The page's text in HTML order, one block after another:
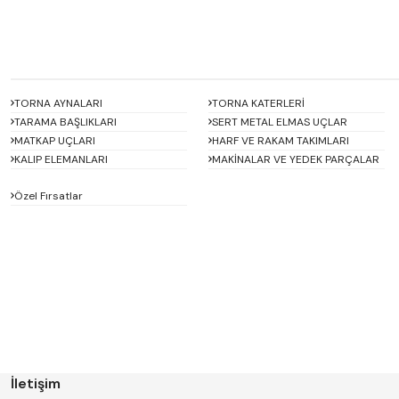
TORNA AYNALARI TORNA KATERLERİ
TARAMA BAŞLIKLARI
SERT METAL ELMAS UÇLAR
MATKAP UÇLARI
HARF VE RAKAM TAKIMLARI
KALIP ELEMANLARI
MAKİNALAR VE YEDEK PARÇALAR
Özel Fırsatlar
GWG
İletişim